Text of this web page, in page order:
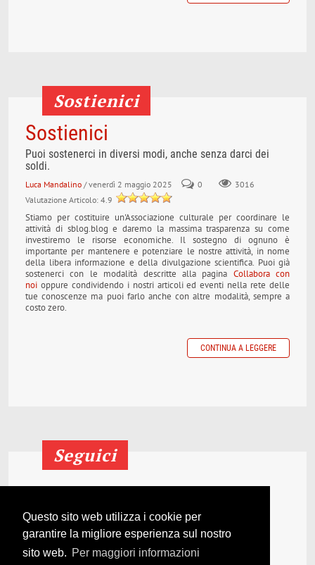
Questo sito web utilizza i cookie per
garantire la migliore esperienza sul nostro
sito web. Per maggiori informazioni
Sostienici
Sostienici
Puoi sostenerci in diversi modi, anche senza darci dei
soldi.
Luca Mandalino / venerdì 2 maggio 2025 0
3016
Valutazione Articolo: 4.9
Stiamo per costituire un'Associazione culturale per coordinare le
attività di sblog.blog e daremo la massima trasparenza su come
investiremo le risorse economiche. Il sostegno di ognuno è
importante per mantenere e potenziare le nostre attività, in nome
della libera informazione e della divulgazione scientifica. Puoi già
sostenerci con le modalità descritte alla pagina Collabora con
noi oppure condividendo i nostri articoli ed eventi nella rete delle
tue conoscenze ma puoi farlo anche con altre modalità, sempre a
costo zero.
CONTINUA A LEGGERE
Seguici